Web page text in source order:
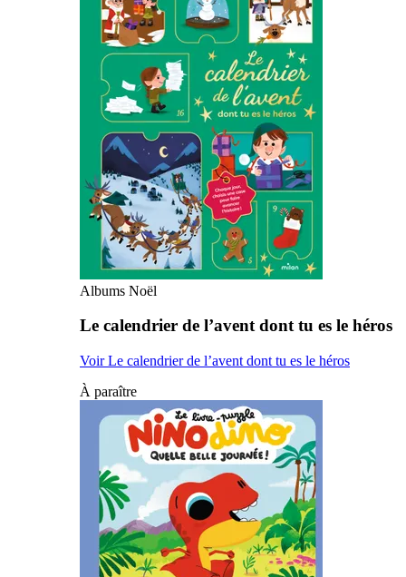
Albums Noël
Le calendrier de l’avent dont tu es le héros
Voir Le calendrier de l’avent dont tu es le héros
À paraître